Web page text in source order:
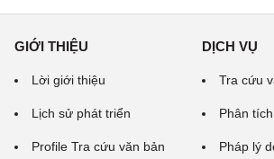
GIỚI THIỆU
Lời giới thiệu
Lịch sử phát triển
Profile Tra cứu văn bản
DỊCH VỤ
Tra cứu
Phân
Pháp lý